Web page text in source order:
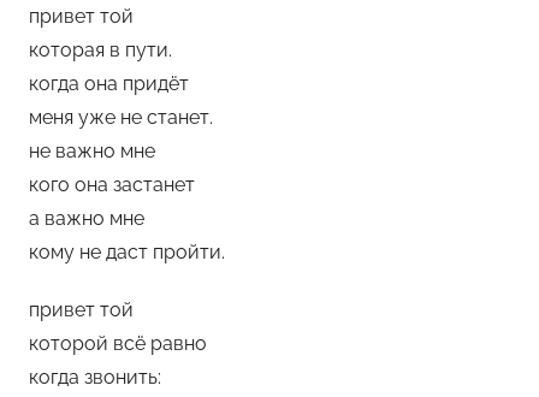
привет той
которая в пути.
когда она придёт
меня уже не станет.
не важно мне
кого она застанет
а важно мне
кому не даст пройти.
привет той
которой всё равно
когда звонить: